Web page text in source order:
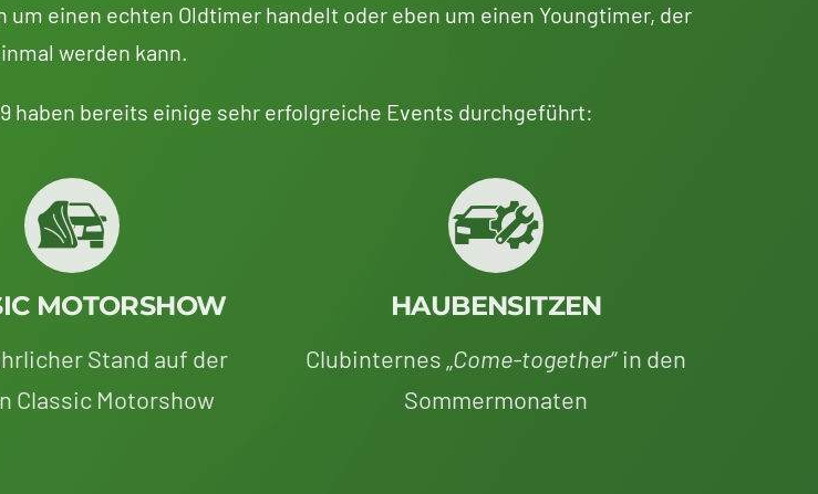
einen echten Oldtimer handelt oder eben um einen Youngtimer, der
werden kann.
haben bereits einige sehr erfolgreiche Events durchgeführt:
MOTORSHOW
Stand auf der
Classic Motorshow
HAUBENSITZEN
Clubinternes „Come-together“ in den
Sommermonaten